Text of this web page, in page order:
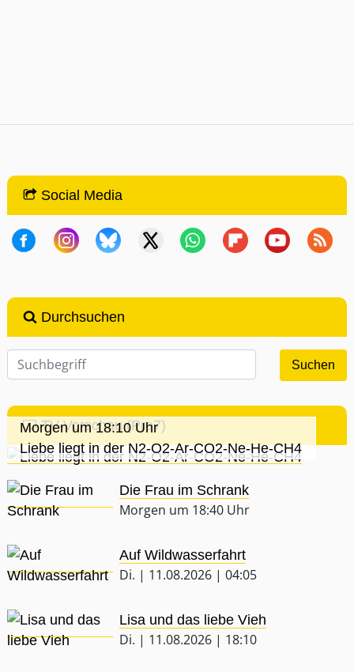
Social Media
Durchsuchen
TV-Vorschau (Pro7)
Morgen um 18:10 Uhr
Liebe liegt in der N2-O2-Ar-CO2-Ne-He-CH4
Die Frau im Schrank
Morgen um 18:40 Uhr
Auf Wildwasserfahrt
Di. | 11.08.2026 | 04:05
Lisa und das liebe Vieh
Di. | 11.08.2026 | 18:10